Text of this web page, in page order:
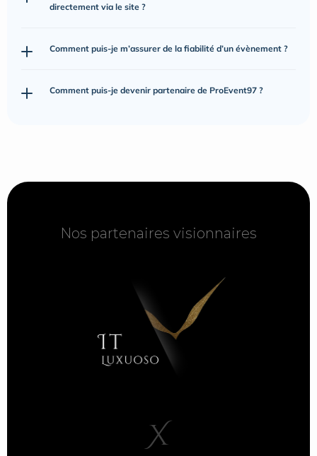
directement via le site ?
Comment puis-je m’assurer de la fiabilité d’un évènement ?
Comment puis-je devenir partenaire de ProEvent97 ?
Nos partenaires visionnaires
Nos partenaires visionnaires
X